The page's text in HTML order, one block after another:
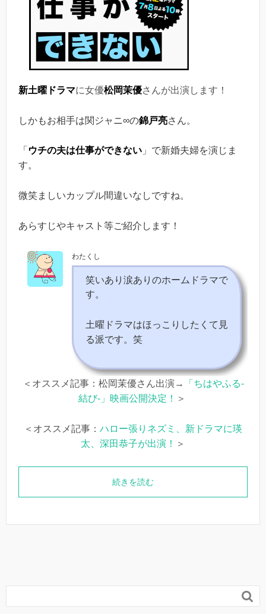
新土曜ドラマに女優松岡茉優さんが出演します！
しかもお相手は関ジャニ∞の錦戸亮さん。
「 ウチの夫は仕事ができない 」で新婚夫婦を演じま
す。
微笑ましいカップル間違いなしですね。
あらすじやキャスト等ご紹介します！
わたくし
笑いあり涙ありのホームドラマで
す。
土曜ドラマはほっこりしたくて見
る派です。笑
＜オススメ記事：松岡茉優さん出演→
「ちはやふる-
結び-」映画公開決定！
＞
＜オススメ記事： ハロー張りネズミ、新ドラマに瑛
太、深田恭子が出演！
＞
続きを読む
